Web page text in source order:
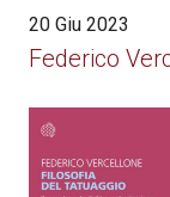
20 Giu 2023
Federico